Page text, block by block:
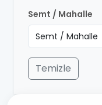
Semt / Mahalle
Temizle